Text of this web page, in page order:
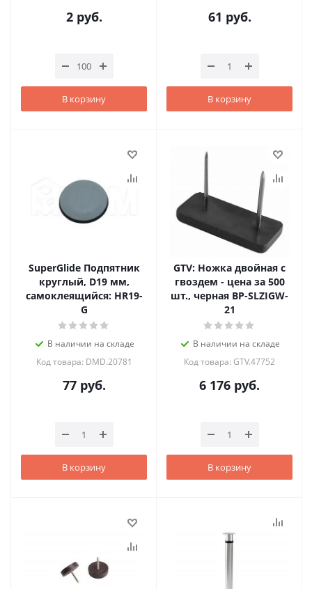
2руб.
В корзину
61 руб.
В корзину
SuperGlide Подпятник
круглый, D19 мм,
самоклеящийся: HR19-
G
В наличии на складе
Код товара: DMD.20781
77руб.
В корзину
GTV: Ножка двойная с
гвоздем - цена за 500
шт., черная BP-SLZIGW-
21
В наличии на складе
Код товара: GTV.47752
6 176 руб.
В корзину